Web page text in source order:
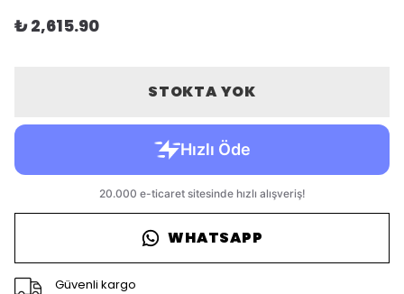
₺ 2,615.90
STOKTA YOK
WHATSAPP
Güvenli kargo